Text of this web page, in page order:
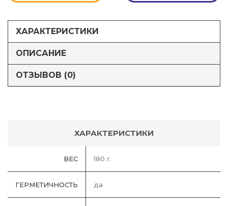
ХАРАКТЕРИСТИКИ
ОПИСАНИЕ
ОТЗЫВОВ (0)
ХАРАКТЕРИСТИКИ
ВЕС 180 г.
ГЕРМЕТИЧНОСТЬ да